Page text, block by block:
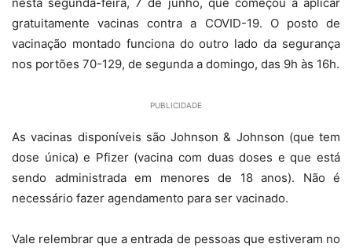
gratuitamente vacinas contra a COVID-19. O posto de
vacinação montado funciona do outro lado da segurança
nos portões 70-129, de segunda a domingo, das 9h às 16h.
PUBLICIDADE
As vacinas disponíveis são Johnson & Johnson (que tem
dose única) e Pfizer (vacina com duas doses e que está
sendo administrada em menores de 18 anos). Não é
necessário fazer agendamento para ser vacinado.
Vale relembrar que a entrada de pessoas que estiveram no